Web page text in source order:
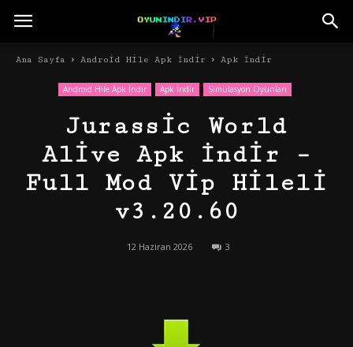
Ana Sayfa Android Hile Apk İndir Apk İndir
Android Hile Apk İndir Apk İndir Simülasyon Oyunları
Jurassic World
Alive Apk İndir –
Full Mod Vip Hileli
v3.20.60
12 Haziran 2026 3